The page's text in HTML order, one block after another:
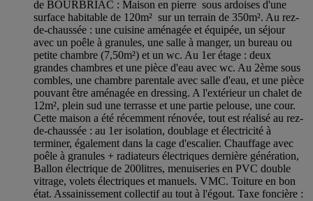
de BOURBRIAC : Maison en pierre sous ardoises d'une
surface habitable de 120m² sur un terrain de 350m². Au rez-
de-chaussée : une cuisine aménagée et équipée, un séjour
avec un poêle à granules, une salle à manger, un bureau ou
petite chambre (7,50m²) et un wc. Au 1er étage : deux
grandes chambres et une pièce d'eau avec wc. Au 2ème sous
combles, une chambre parentale avec salle d'eau, et une pièce
pouvant être aménagée en dressing. A l'extérieur un chalet de
12m², plein sud une terrasse et une partie pelouse, une cour.
Cette maison a été récemment rénovée, tout est réalisé au rez-
de-chaussée : au 1er isolation, doublage et électricité à
terminer, également dans la cage d'escalier. Chauffage avec
poêle à granules + radiateurs électriques dernière génération,
Ballon électrique de 200litres, menuiseries en PVC double
vitrage, volets électriques et manuels. VMC. Toiture en bon
état. Assainissement collectif au tout à l'égout. Taxe foncière :